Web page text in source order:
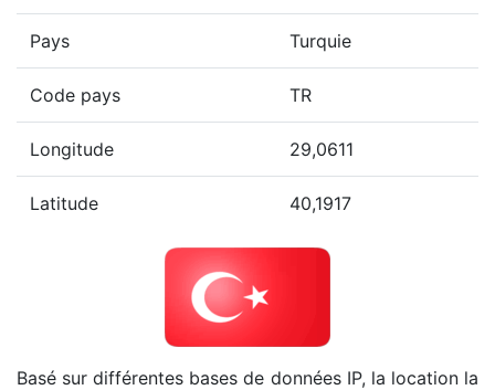
Pays Turquie
Code pays TR
Longitude 29,0611
Latitude 40,1917
Basé sur différentes bases de données IP, la location la